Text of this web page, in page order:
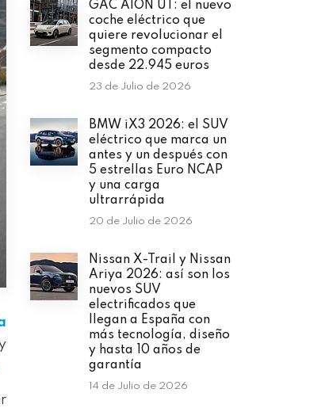
GAC AION UT: el nuevo
coche eléctrico que
quiere revolucionar el
segmento compacto
desde 22.945 euros
23 de Julio de 2026
BMW iX3 2026: el SUV
eléctrico que marca un
antes y un después con
5 estrellas Euro NCAP
y una carga
ultrarrápida
20 de Julio de 2026
Nissan X-Trail y Nissan
Ariya 2026: así son los
nuevos SUV
electrificados que
llegan a España con
más tecnología, diseño
y hasta 10 años de
garantía
14 de Julio de 2026